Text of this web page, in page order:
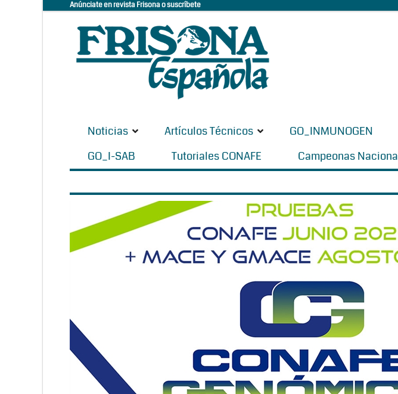
Anúnciate en revista Frisona o suscríbete
Noticias Artículos Técnicos GO_INMUNOGEN
GO_I-SAB
Tutoriales CONAFE Campeonas